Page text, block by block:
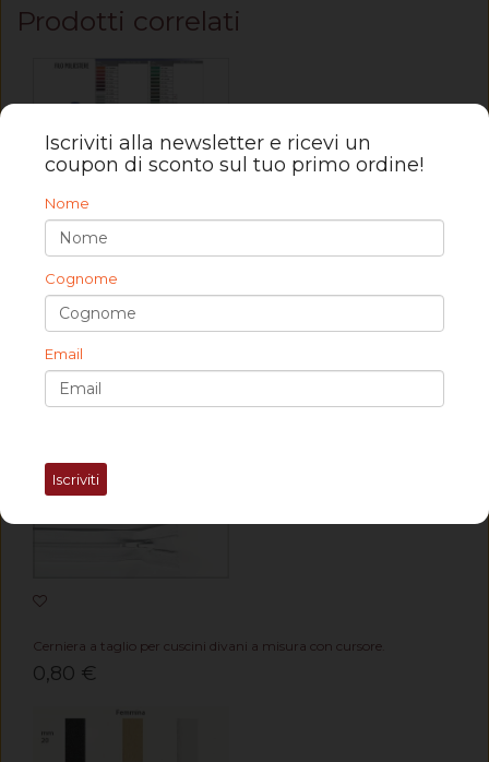
Prodotti correlati
Filo in Poliestere per tappezzeria titolo 40 in vari colori
16,50 €
Cerniera a taglio per cuscini divani a misura con cursore.
0,80 €
Iscriviti alla newsletter e ricevi un
coupon di sconto sul tuo primo ordine!
Nome
Cognome
Email
Iscriviti